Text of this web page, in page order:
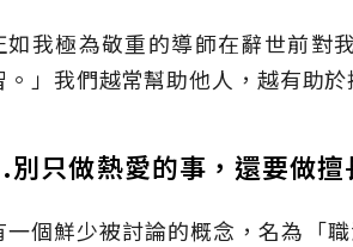
如我極為敬重的導師在辭世前對
。」我們越常幫助他人，越有助於
別只做熱愛的事，還要做擅
一個鮮少被討論的概念，名為「